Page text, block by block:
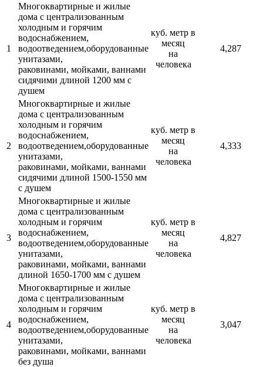
1
Многоквартирные и жилые
дома с централизованным
холодным и горячим
водоснабжением,
водоотведением,оборудованные
унитазами,
раковинами, мойками, ваннами
сидячими длиной 1200 мм с
душем
куб. метр в
месяц
на
человека
4,287
2
Многоквартирные и жилые
дома с централизованным
холодным и горячим
водоснабжением,
водоотведением,оборудованные
унитазами,
раковинами, мойками, ваннами
сидячими длиной 1500-1550 мм
с душем
куб. метр в
месяц
на
человека
4,333
3
Многоквартирные и жилые
дома с централизованным
холодным и горячим
водоснабжением,
водоотведением,оборудованные
унитазами,
раковинами, мойками, ваннами
длиной 1650-1700 мм с душем
куб. метр в
месяц
на
человека
4,827
4
Многоквартирные и жилые
дома с централизованным
холодным и горячим
водоснабжением,
водоотведением,оборудованные
унитазами,
раковинами, мойками, ваннами
без душа
куб. метр в
месяц
на
человека
3,047